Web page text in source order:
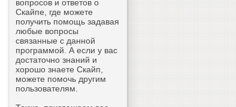
вопросов и ответов о
Скайпе, где можете
получить помощь задавая
любые вопросы
связанные с данной
программой. А если у вас
достаточно знаний и
хорошо знаете Скайп,
можете помочь другим
пользователям.